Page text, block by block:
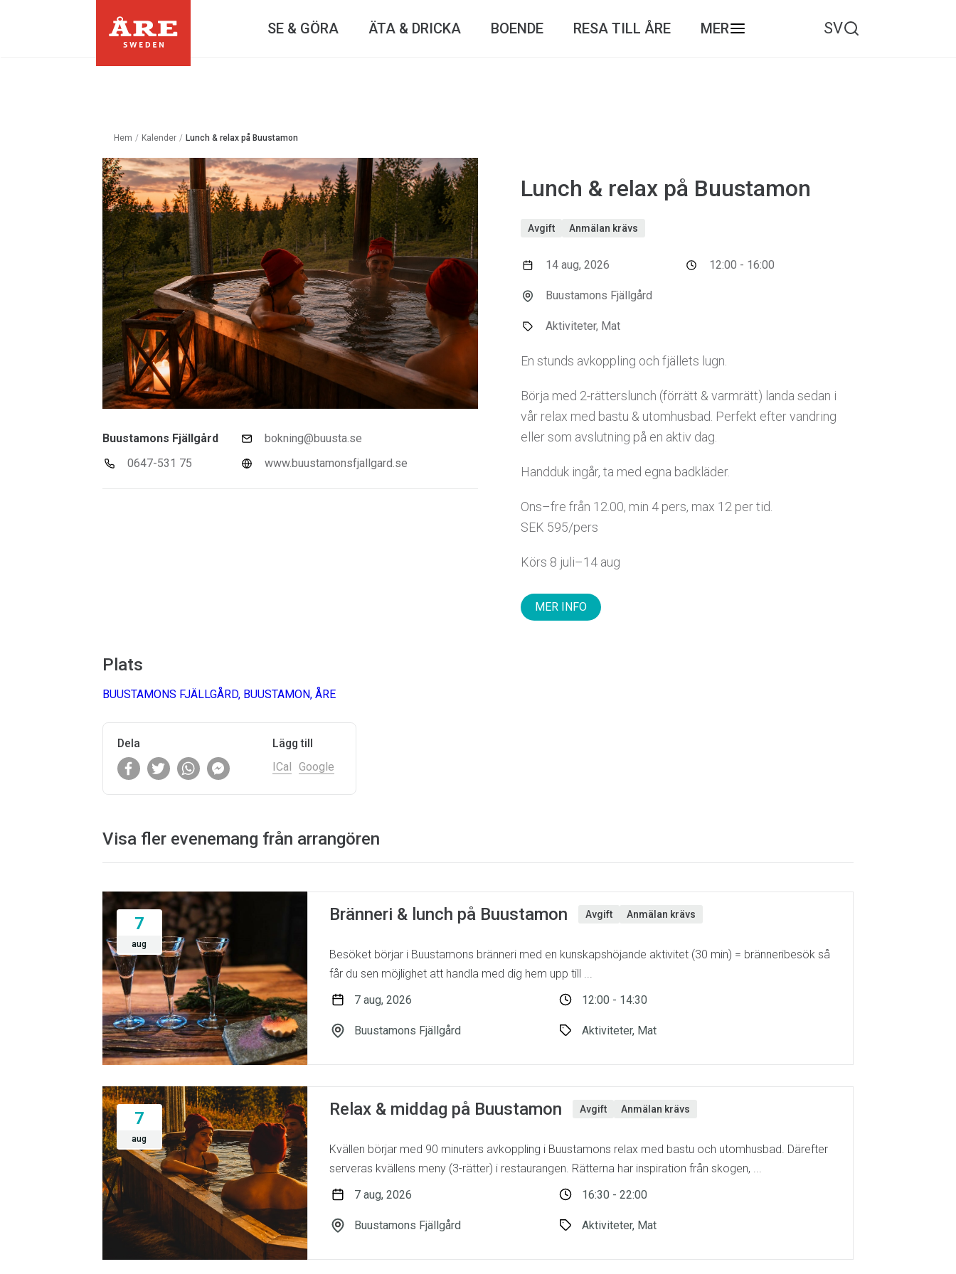
SE & GÖRA ÄTA & DRICKA BOENDE RESA TILL ÅRE MER SV
Hem / Kalender / Lunch & relax på Buustamon
Buustamons Fjällgård
0647-531 75
bokning@buusta.se
www.buustamonsfjallgard.se
Lunch & relax på Buustamon
Avgift Anmälan krävs
14 aug, 2026
Buustamons Fjällgård
Aktiviteter, Mat
12:00 - 16:00
En stunds avkoppling och fjällets lugn.
Börja med 2-rätterslunch (förrätt & varmrätt) landa sedan i
vår relax med bastu & utomhusbad. Perfekt efter vandring
eller som avslutning på en aktiv dag.
Handduk ingår, ta med egna badkläder.
Ons–fre från 12.00, min 4 pers, max 12 per tid.
SEK 595/pers
Körs 8 juli–14 aug
MER INFO
Plats
BUUSTAMONS FJÄLLGÅRD, BUUSTAMON, ÅRE
Dela
Lägg till
ICal Google
Visa fler evenemang från arrangören
7
aug
Bränneri & lunch på Buustamon Avgift Anmälan krävs
Besöket börjar i Buustamons bränneri med en kunskapshöjande aktivitet (30 min) = bränneribesök så
får du sen möjlighet att handla med dig hem upp till ...
7 aug, 2026
12:00 - 14:30
Buustamons Fjällgård Aktiviteter, Mat
7
aug
Relax & middag på Buustamon Avgift Anmälan krävs
Kvällen börjar med 90 minuters avkoppling i Buustamons relax med bastu och utomhusbad. Därefter
serveras kvällens meny (3-rätter) i restaurangen. Rätterna har inspiration från skogen, ...
7 aug, 2026
16:30 - 22:00
Buustamons Fjällgård Aktiviteter, Mat